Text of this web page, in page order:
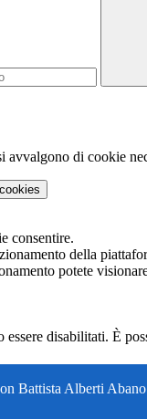
di cookie
consentire.
della
potete
disabilitati. È
Battista Alberti